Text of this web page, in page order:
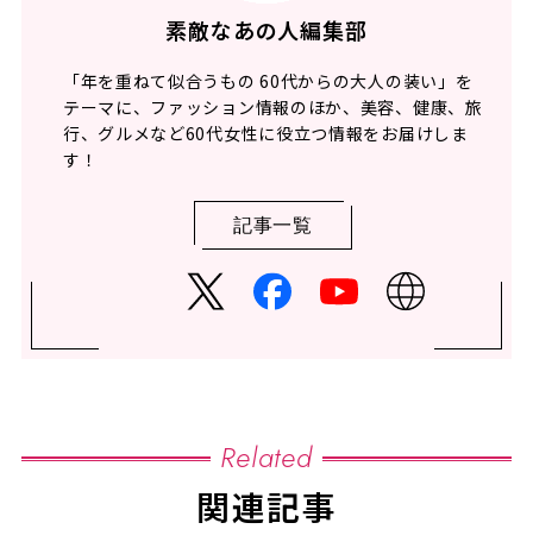
素敵なあの人編集部
「年を重ねて似合うもの 60代からの大人の装い」を
テーマに、ファッション情報のほか、美容、健康、旅
行、グルメなど60代女性に役立つ情報をお届けしま
す！
記事一覧
Related
関連記事